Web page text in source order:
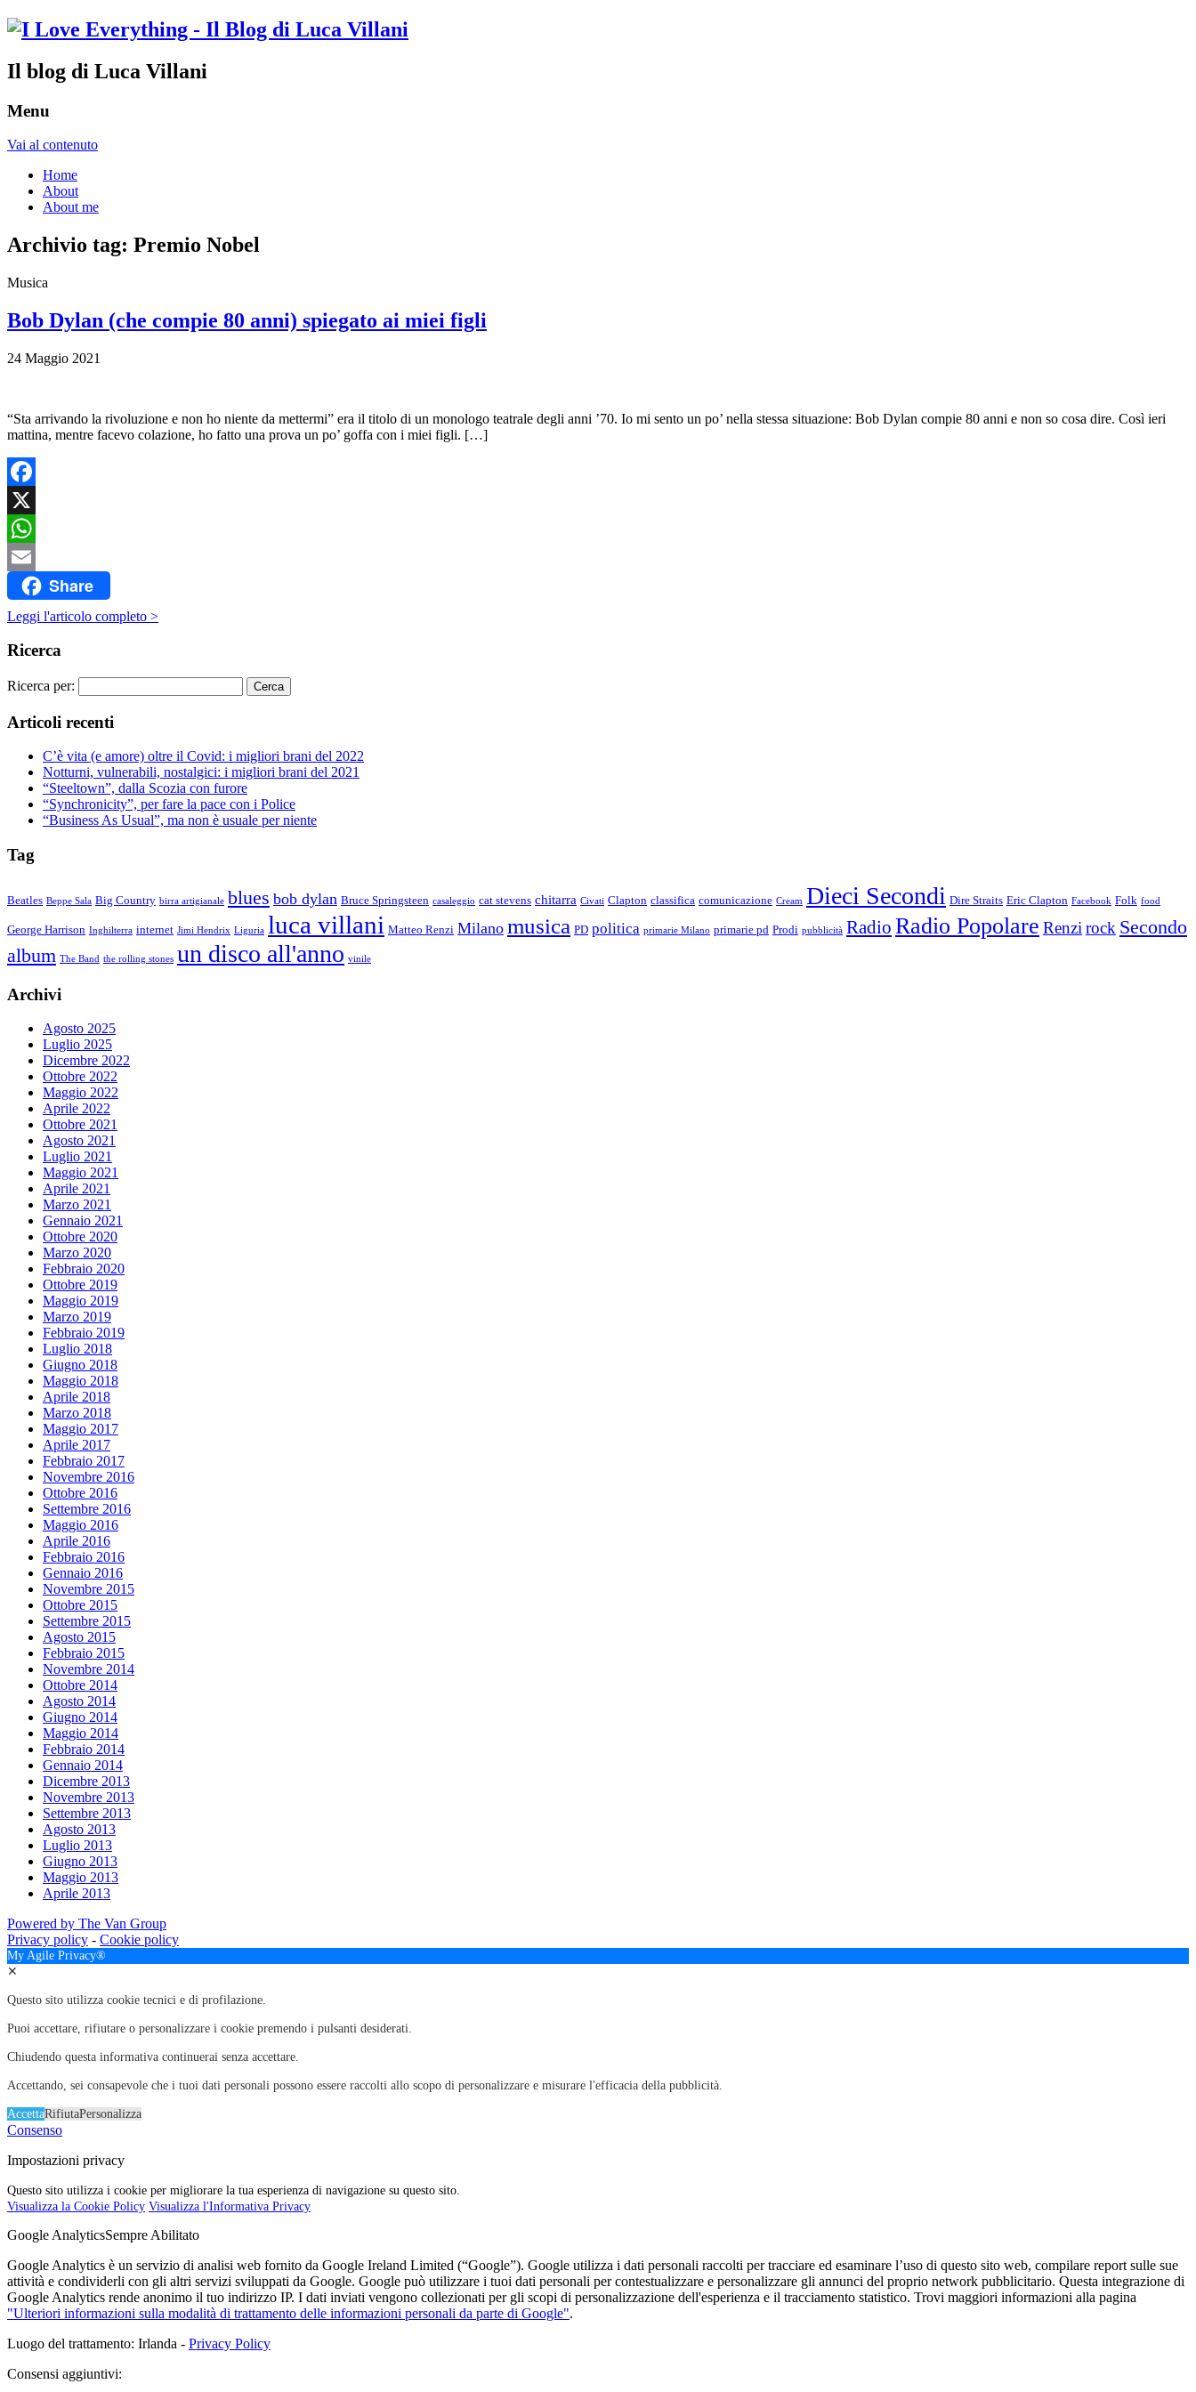
Il blog di Luca Villani
Menu
Vai al contenuto
Home
About
About me
Archivio tag: Premio Nobel
Musica
Bob Dylan (che compie 80 anni) spiegato ai miei figli
24 Maggio 2021
“Sta arrivando la rivoluzione e non ho niente da mettermi” era il titolo di un monologo teatrale degli anni ’70. Io mi sento un po’ nella stessa situazione: Bob Dylan compie 80 anni e non so cosa dire. Così ieri
mattina, mentre facevo colazione, ho fatto una prova un po’ goffa con i miei figli. […]
Facebook
X
WhatsApp
Email Share
Leggi l'articolo completo >
Ricerca
Ricerca per:
Articoli recenti
C’è vita (e amore) oltre il Covid: i migliori brani del 2022
Notturni, vulnerabili, nostalgici: i migliori brani del 2021
“Steeltown”, dalla Scozia con furore
“Synchronicity”, per fare la pace con i Police
“Business As Usual”, ma non è usuale per niente
Tag
Beatles Beppe Sala Big Country birra artigianale blues bob dylan Bruce Springsteen casaleggio cat stevens chitarra Civati Clapton classifica comunicazione Cream Dieci Secondi Dire Straits Eric Clapton Facebook Folk food
George Harrison Inghilterra internet Jimi Hendrix Liguria luca villani Matteo Renzi Milano musica PD politica primarie Milano primarie pd Prodi pubblicità Radio Radio Popolare Renzi rock Secondo
album The Band the rolling stones un disco all'anno vinile
Archivi
Agosto 2025
Luglio 2025
Dicembre 2022
Ottobre 2022
Maggio 2022
Aprile 2022
Ottobre 2021
Agosto 2021
Luglio 2021
Maggio 2021
Aprile 2021
Marzo 2021
Gennaio 2021
Ottobre 2020
Marzo 2020
Febbraio 2020
Ottobre 2019
Maggio 2019
Marzo 2019
Febbraio 2019
Luglio 2018
Giugno 2018
Maggio 2018
Aprile 2018
Marzo 2018
Maggio 2017
Aprile 2017
Febbraio 2017
Novembre 2016
Ottobre 2016
Settembre 2016
Maggio 2016
Aprile 2016
Febbraio 2016
Gennaio 2016
Novembre 2015
Ottobre 2015
Settembre 2015
Agosto 2015
Febbraio 2015
Novembre 2014
Ottobre 2014
Agosto 2014
Giugno 2014
Maggio 2014
Febbraio 2014
Gennaio 2014
Dicembre 2013
Novembre 2013
Settembre 2013
Agosto 2013
Luglio 2013
Giugno 2013
Maggio 2013
Aprile 2013
Powered by The Van Group
Privacy policy - Cookie policy
My Agile Privacy®
✕
Questo sito utilizza cookie tecnici e di profilazione.
Puoi accettare, rifiutare o personalizzare i cookie premendo i pulsanti desiderati.
Chiudendo questa informativa continuerai senza accettare.
Accettando, sei consapevole che i tuoi dati personali possono essere raccolti allo scopo di personalizzare e misurare l'efficacia della pubblicità.
AccettaRifiutaPersonalizza
Consenso
Impostazioni privacy
Questo sito utilizza i cookie per migliorare la tua esperienza di navigazione su questo sito.
Visualizza la Cookie Policy Visualizza l'Informativa Privacy
Google AnalyticsSempre Abilitato
Google Analytics è un servizio di analisi web fornito da Google Ireland Limited (“Google”). Google utilizza i dati personali raccolti per tracciare ed esaminare l’uso di questo sito web, compilare report sulle sue
attività e condividerli con gli altri servizi sviluppati da Google. Google può utilizzare i tuoi dati personali per contestualizzare e personalizzare gli annunci del proprio network pubblicitario. Questa integrazione di
Google Analytics rende anonimo il tuo indirizzo IP. I dati inviati vengono collezionati per gli scopi di personalizzazione dell'esperienza e il tracciamento statistico. Trovi maggiori informazioni alla pagina
"Ulteriori informazioni sulla modalità di trattamento delle informazioni personali da parte di Google".
Luogo del trattamento: Irlanda - Privacy Policy
Consensi aggiuntivi: